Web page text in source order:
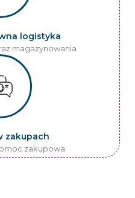
logistyka
magazynowania
zakupach
zakupowa